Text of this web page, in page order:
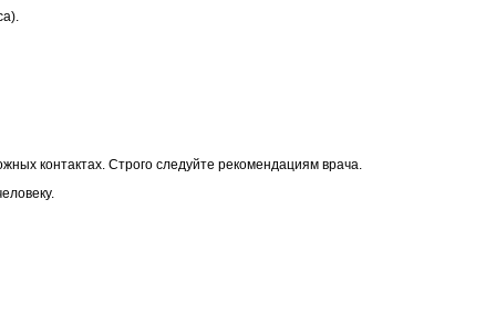
контактах. Строго следуйте рекомендациям врача.